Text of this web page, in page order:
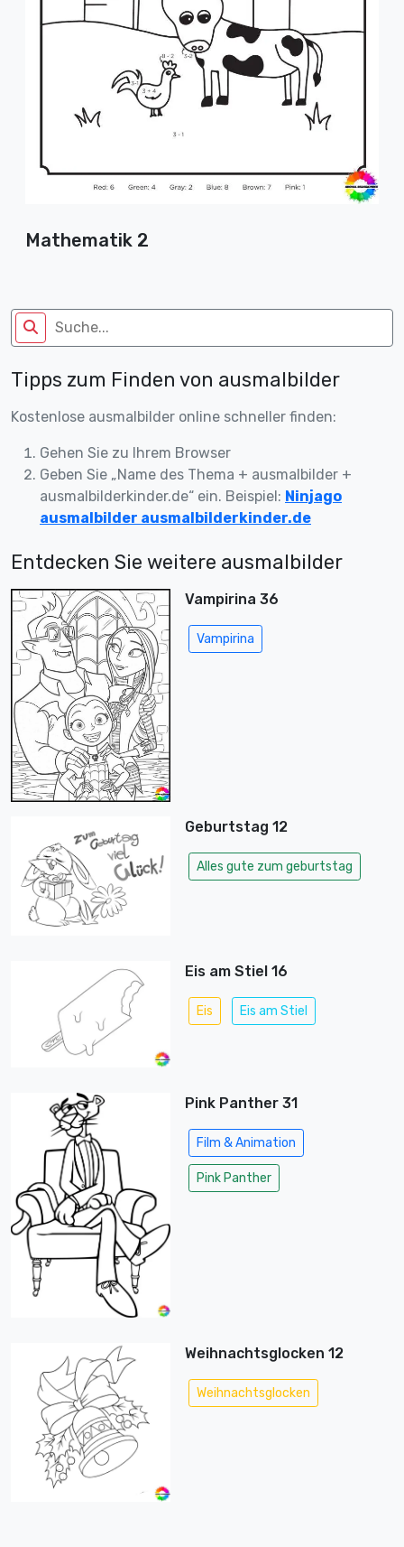
Mathematik 2
Tipps zum Finden von ausmalbilder
Kostenlose ausmalbilder online schneller finden:
Gehen Sie zu Ihrem Browser
Geben Sie „Name des Thema + ausmalbilder +
ausmalbilderkinder.de“ ein. Beispiel: Ninjago
ausmalbilder ausmalbilderkinder.de
Entdecken Sie weitere ausmalbilder
Vampirina 36
Vampirina
Geburtstag 12
Alles gute zum geburtstag
Eis am Stiel 16
Eis Eis am Stiel
Pink Panther 31
Film & Animation
Pink Panther
Weihnachtsglocken 12
Weihnachtsglocken